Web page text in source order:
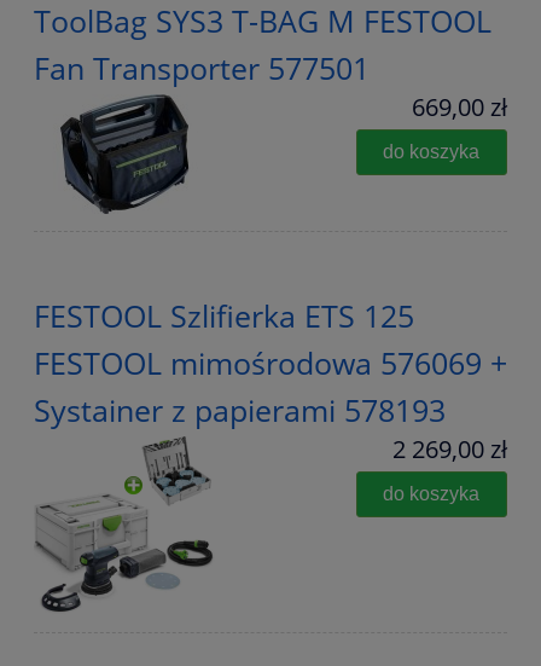
ToolBag SYS3 T-BAG M FESTOOL
Fan Transporter 577501
669,00 zł
do koszyka
FESTOOL Szlifierka ETS 125
FESTOOL mimośrodowa 576069 +
Systainer z papierami 578193
2 269,00 zł
do koszyka